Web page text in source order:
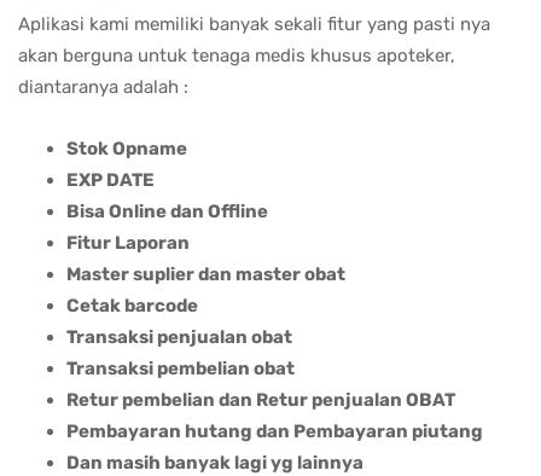
Aplikasi kami memiliki banyak sekali fitur yang pasti nya
akan berguna untuk tenaga medis khusus apoteker,
diantaranya adalah :
Stok Opname
EXP DATE
Bisa Online dan Offline
Fitur Laporan
Master suplier dan master obat
Cetak barcode
Transaksi penjualan obat
Transaksi pembelian obat
Retur pembelian dan Retur penjualan OBAT
Pembayaran hutang dan Pembayaran piutang
Dan masih banyak lagi yg lainnya